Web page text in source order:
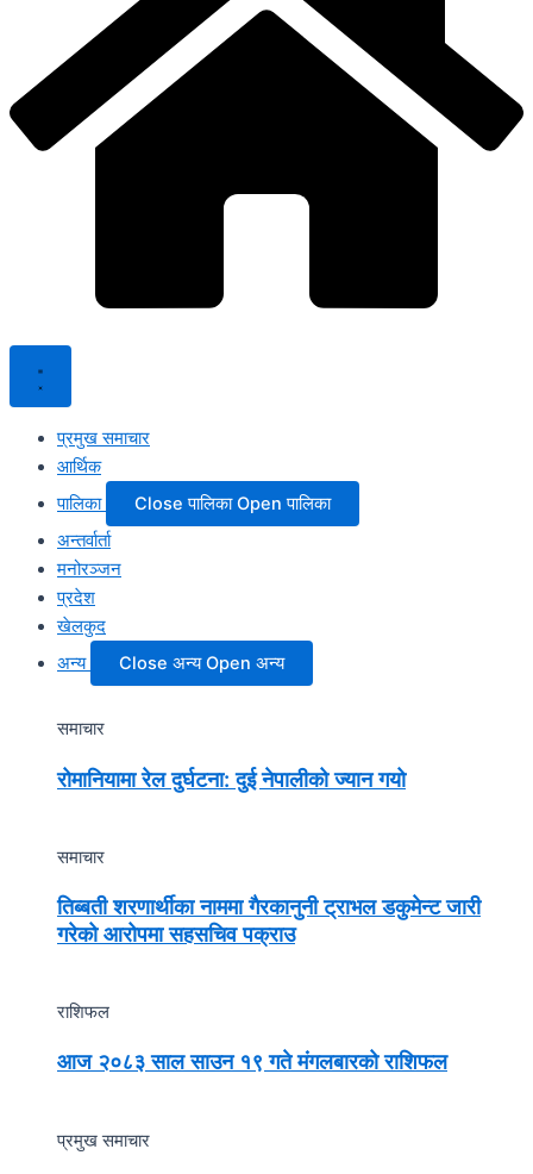
प्रमुख समाचार
आर्थिक
पालिका
Close पालिका Open पालिका
अन्तर्वार्ता
मनोरञ्जन
प्रदेश
खेलकुद
अन्य
Close अन्य Open अन्य
समाचार
रोमानियामा रेल दुर्घटना: दुई नेपालीको ज्यान गयो
समाचार
तिब्बती शरणार्थीका नाममा गैरकानुनी ट्राभल डकुमेन्ट जारी
गरेको आरोपमा सहसचिव पक्राउ
राशिफल
आज २०८३ साल साउन १९ गते मंगलबारको राशिफल
प्रमुख समाचार